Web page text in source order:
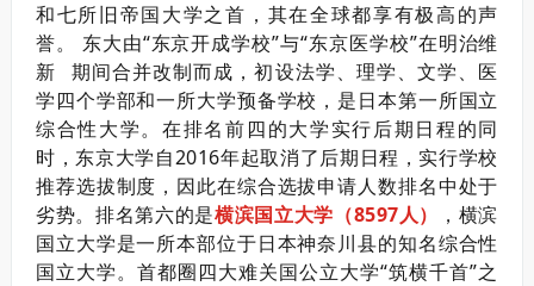
和七所旧帝国大学之首，其在全球都享有极高的声
誉。 东大由“东京开成学校”与“东京医学校”在明治维
新
期间合并改制而成，初设法学、理学、文学、医
学四个学部和一所大学预备学校，是日本第一所国立
综合性大学。在排名前四的大学实行后期日程的同
时，东京大学自2016年起取消了后期日程，实行学校
推荐选拔制度，因此在综合选拔申请人数排名中处于
劣势。 排名第六的是横滨国立大学（8597人）
，横滨
国立大学是一所本部位于日本神奈川县的知名综合性
国立大学。首都圈四大难关国公立大学“筑横千首”之